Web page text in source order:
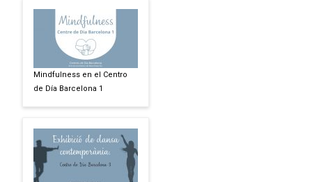
Mindfulness en el Centro
de Día Barcelona 1